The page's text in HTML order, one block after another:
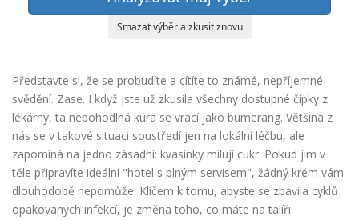
Smazat výběr a zkusit znovu
Představte si, že se probudíte a cítíte to známé, nepříjemné
svědění. Zase. I když jste už zkusila všechny dostupné čípky z
lékárny, ta nepohodlná kúra se vrací jako bumerang. Většina z
nás se v takové situaci soustředí jen na lokální léčbu, ale
zapomíná na jedno zásadní: kvasinky milují cukr. Pokud jim v
těle připravíte ideální "hotel s plným servisem", žádný krém vám
dlouhodobě nepomůže. Klíčem k tomu, abyste se zbavila cyklů
opakovaných infekcí, je změna toho, co máte na talíři.